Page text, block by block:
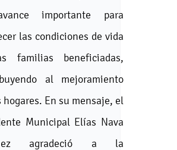
importante para
las condiciones de vida
familias beneficiadas,
al mejoramiento
hogares. En su mensaje, el
Municipal Elías Nava
agradeció a la